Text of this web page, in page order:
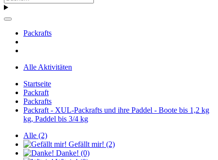
Packrafts
Alle Aktivitäten
Startseite
Packraft
Packrafts
Packraft - XUL-Packrafts und ihre Paddel - Boote bis 1,2 kg
kg, Paddel bis 3/4 kg
Alle (2)
Gefällt mir! (2)
Danke! (0)